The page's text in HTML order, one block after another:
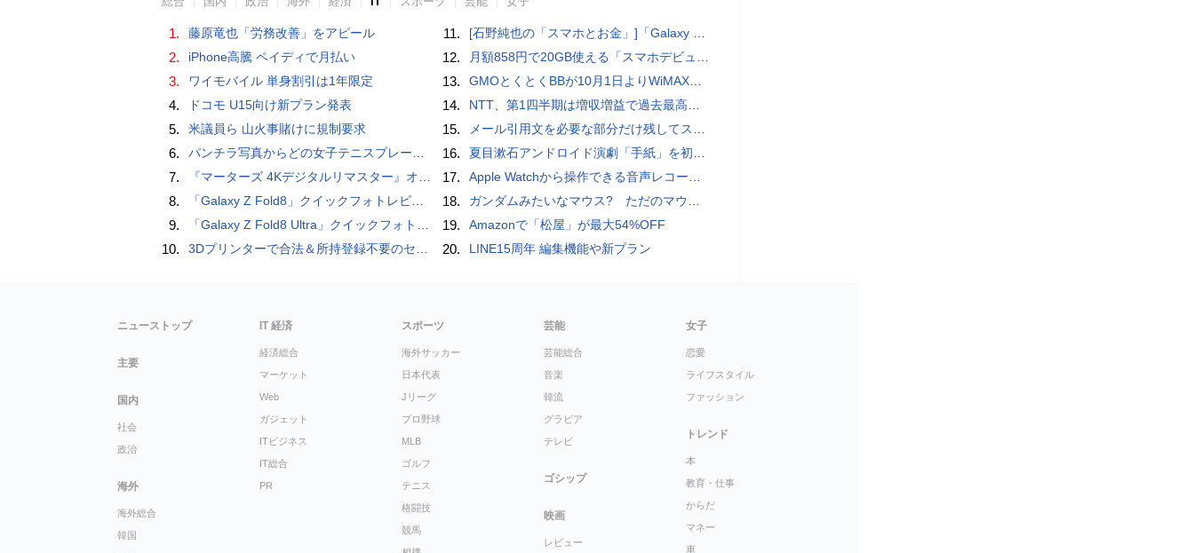
1. 藤原竜也「労務改善」をアピール
2. iPhone高騰 ペイディで月払い
3. ワイモバイル 単身割引は1年限定
4. ドコモ U15向け新プラン発表
5. 米議員ら 山火事賭けに規制要求
6. パンチラ写真からどの女子テニスプレーヤーのものなのか当てるクイズ「Tennis Upskirts」
7. 『マーターズ 4Kデジタルリマスター』オールナイト上映、鬼畜な併映作品が決定 全部観たら“生還証”をプレゼント［ホラー通信］
8. 「Galaxy Z Fold8」クイックフォトレビュー
9. 「Galaxy Z Fold8 Ultra」クイックフォトレビュー
10. 3Dプリンターで合法＆所持登録不要のセミオートマチック銃を自作、発砲試験にも成功した猛者が登場
11. [石野純也の「スマホとお金」]「Galaxy Z Fold7／Flip7」発表、注目したいソフトバンクの価格攻勢
12. 月額858円で20GB使える「スマホデビュープラン U15」ドコモが提供、ahamoも割引になる親子割も
13. GMOとくとくBBが10月1日よりWiMAXなど月額605円値上げ！全6種の重要変更を徹底解説
14. NTT、第1四半期は増収増益で過去最高 IOWNや分散GPUの取り組みを説明
15. メール引用文を必要な部分だけ残してスッキリ返信するiPhoneメールの便利技：iPhone Tips
16. 夏目漱石アンドロイド演劇「手紙」を初上演！平田オリザ氏の作・演出、二松学舎大学で
17. ​Apple Watchから操作できる音声レコーダMeta Recorder、録音レベル調整も対応
18. ガンダムみたいなマウス? ただのマウスとは違うのだよ1944通りの形状に変更できる驚異のマウス
19. Amazonで「松屋」が最大54%OFF
20. LINE15周年 編集機能や新プラン
ニューストップ
主要
国内
社会
政治
海外
海外総合
韓国
IT 経済
経済総合
マーケット
Web
ガジェット
ITビジネス
IT総合
PR
スポーツ
海外サッカー
日本代表
Jリーグ
プロ野球
MLB
ゴルフ
テニス
格闘技
競馬
芸能
芸能総合
音楽
韓流
グラビア
テレビ
ゴシップ
映画
レビュー
女子
恋愛
ライフスタイル
ファッション
トレンド
本
教育・仕事
からだ
マネー
車